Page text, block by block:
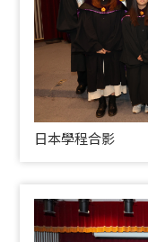
日本學程合影